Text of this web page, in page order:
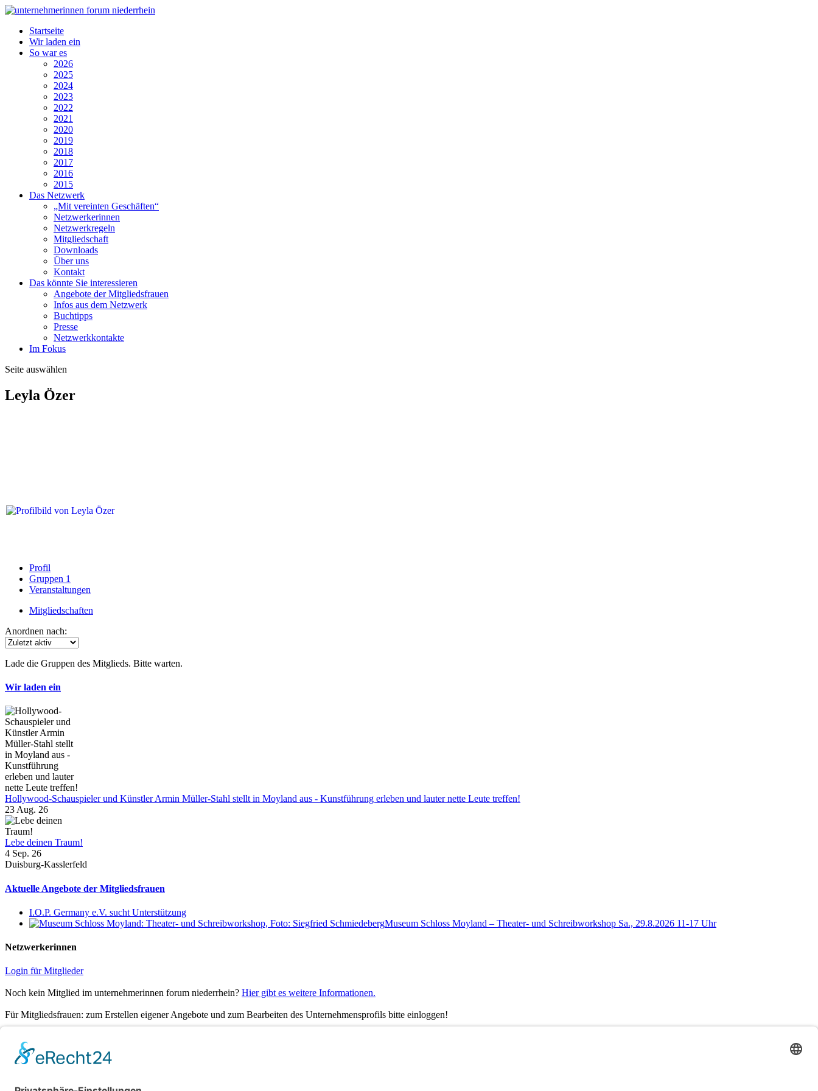
Startseite
Wir laden ein
So war es
2026
2025
2024
2023
2022
2021
2020
2019
2018
2017
2016
2015
Das Netzwerk
„Mit vereinten Geschäften“
Netzwerkerinnen
Netzwerkregeln
Mitgliedschaft
Downloads
Über uns
Kontakt
Das könnte Sie interessieren
Angebote der Mitgliedsfrauen
Infos aus dem Netzwerk
Buchtipps
Presse
Netzwerkkontakte
Im Fokus
Seite auswählen
Leyla Özer
Profil
Gruppen 1
Veranstaltungen
Mitgliedschaften
Anordnen nach:
Lade die Gruppen des Mitglieds. Bitte warten.
Wir laden ein
Hollywood-Schauspieler und Künstler Armin Müller-Stahl stellt in Moyland aus - Kunstführung erleben und lauter nette Leute treffen!
23 Aug. 26
Lebe deinen Traum!
4 Sep. 26
Duisburg-Kasslerfeld
Aktuelle Angebote der Mitgliedsfrauen
I.O.P. Germany e.V. sucht Unterstützung
Museum Schloss Moyland – Theater- und Schreibworkshop Sa., 29.8.2026 11-17 Uhr
Netzwerkerinnen
Login für Mitglieder
Noch kein Mitglied im unternehmerinnen forum niederrhein? Hier gibt es weitere Informationen.
Für Mitgliedsfrauen: zum Erstellen eigener Angebote und zum Bearbeiten des Unternehmensprofils bitte einloggen!
Folge dem unternehmerinnen forum niederrhein auch auf Facebook, Instagram oder LinkedIn.